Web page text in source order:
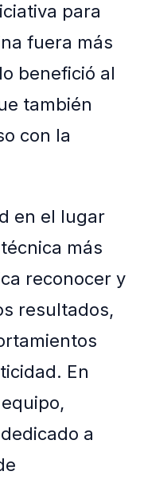
para
fuera más
benefició al
también
con la
en el lugar
más
reconocer y
resultados,
En
a